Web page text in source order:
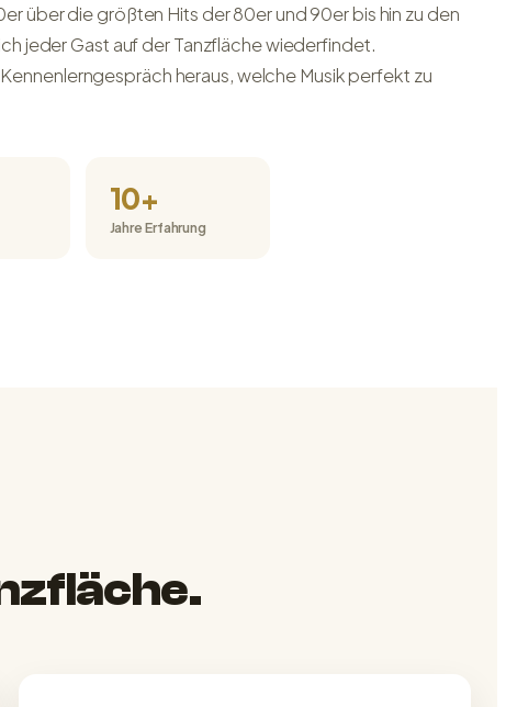
über die größten Hits der 80er und 90er bis hin zu den
jeder Gast auf der Tanzfläche wiederfindet.
heraus, welche Musik perfekt zu
10+
Jahre Erfahrung